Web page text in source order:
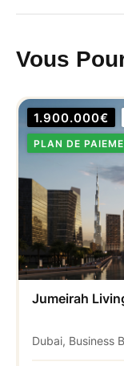
Vous
1.900.000€
PLAN DE
Jumeirah
Dubai, Business